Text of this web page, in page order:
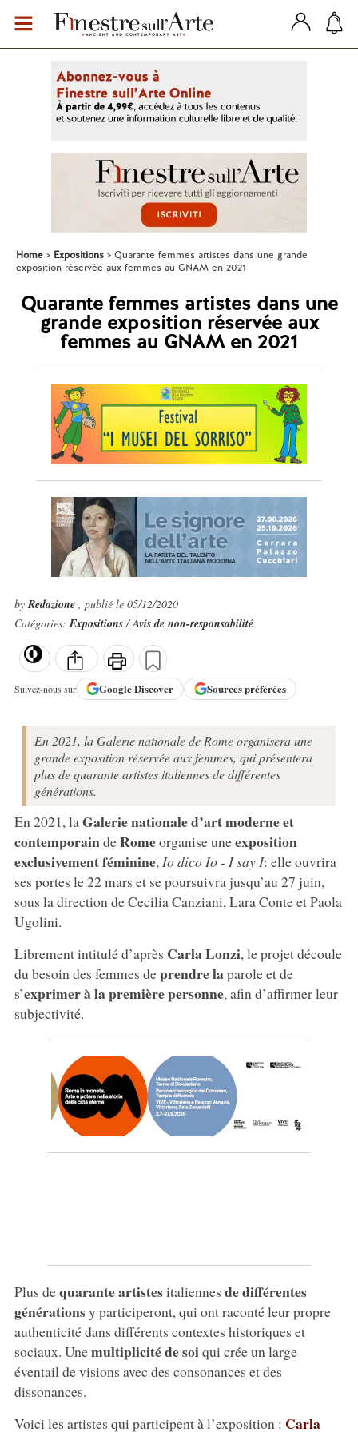
Home Expositions
Quarante femmes artistes dans une grande
exposition réservée aux femmes au GNAM en 2021
Quarante femmes artistes dans une
grande exposition réservée aux
femmes au GNAM en 2021
byRedazione , publié le 05/12/2020
Catégories:Expositions/Avis de non-responsabilité
Suivez-nous sur GoogleDiscover Sources préférées
En 2021, la Galerie nationale de Rome organisera une
grande exposition réservée aux femmes, qui présentera
plus de quarante artistes italiennes de différentes
générations.
En 2021, laGalerie nationale d’art moderne et
contemporaindeRomeorganise uneexposition
exclusivement féminine, Io dico Io - I say I: elle ouvrira
ses portes le 22 mars et se poursuivra jusqu’au 27 juin,
sous la direction de Cecilia Canziani, Lara Conte et Paola
Ugolini.
Librement intitulé d’après Carla Lonzi, le projet découle
du besoin des femmes deprendre laparole et de
s’exprimer à la première personne, afin d’affirmer leur
subjectivité.
Plus dequarante artistesitaliennes de différentes
générationsy participeront, qui ont raconté leur propre
authenticité dans différents contextes historiques et
sociaux. Unemultiplicité de soiqui crée un large
éventail de visions avec des consonances et des
dissonances.
Voici les artistes qui participent à l’exposition : Carla